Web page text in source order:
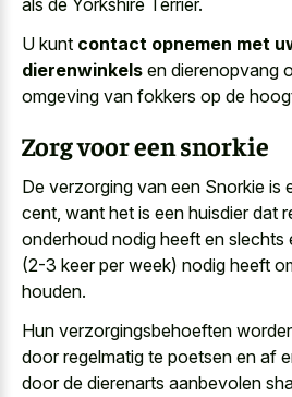
U kunt contact opnemen met
dierenwinkels en dierenopvang
omgeving van fokkers op de
Zorg voor een snorkie
De verzorging van een Snorkie is
cent, want het is een huisdier dat
onderhoud nodig heeft en slechts
(2-3 keer per week) nodig heeft
houden.
Hun verzorgingsbehoeften
door regelmatig te poetsen en af
door de dierenarts aanbevolen